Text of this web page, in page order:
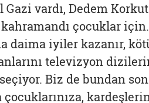
Gazi vardı, Dedem
çocuklar
daima iyiler kazanır,
televizyon
Biz de bundan
çocuklarınıza,